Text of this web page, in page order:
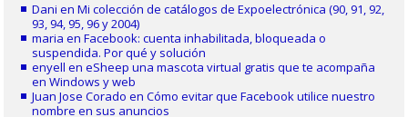
Dani enMi colección de catálogos de Expoelectrónica (90, 91, 92,
93, 94, 95, 96 y 2004)
maria enFacebook: cuenta inhabilitada, bloqueada o
suspendida. Por qué y solución
enyell eneSheep una mascota virtual gratis que te acompaña
en Windows y web
Juan Jose Corado enCómo evitar que Facebook utilice nuestro
nombre en sus anuncios